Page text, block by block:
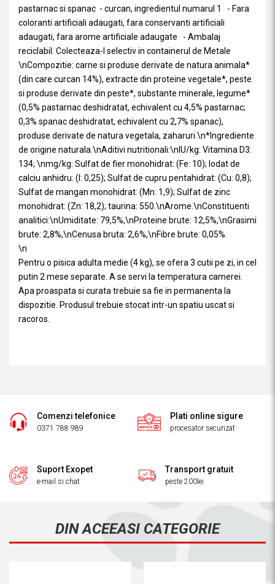
pastarnac si spanac - curcan, ingredientul numarul 1 - Fara
coloranti artificiali adaugati, fara conservanti artificiali
adaugati, fara arome artificiale adaugate - Ambalaj
reciclabil. Colecteaza-l selectiv in containerul de Metale
\nCompozitie: carne si produse derivate de natura animala*
(din care curcan 14%), extracte din proteine vegetale*, peste
si produse derivate din peste*, substante minerale, legume*
(0,5% pastarnac deshidratat, echivalent cu 4,5% pastarnac;
0,3% spanac deshidratat, echivalent cu 2,7% spanac),
produse derivate de natura vegetala, zaharuri.\n*Ingrediente
de origine naturala.\nAditivi nutritionali:\nIU/kg: Vitamina D3:
134; \nmg/kg: Sulfat de fier monohidrat: (Fe: 10); Iodat de
calciu anhidru: (I: 0,25); Sulfat de cupru pentahidrat: (Cu: 0,8);
Sulfat de mangan monohidrat: (Mn: 1,9); Sulfat de zinc
monohidrat: (Zn: 18,2); taurina: 550.\nArome.\nConstituenti
analitici:\nUmiditate: 79,5%,\nProteine brute: 12,5%,\nGrasimi
brute: 2,8%,\nCenusa bruta: 2,6%,\nFibre brute: 0,05%.
\n
Pentru o pisica adulta medie (4 kg), se ofera 3 cutii pe zi, in cel
putin 2 mese separate. A se servi la temperatura camerei.
Apa proaspata si curata trebuie sa fie in permanenta la
dispozitie. Produsul trebuie stocat intr-un spatiu uscat si
racoros.
Comenzi telefonice
0371 788 989
Plati online sigure
procesator securizat
Suport Exopet
e-mail si chat
Transport gratuit
peste 200lei
DIN ACEEASI CATEGORIE